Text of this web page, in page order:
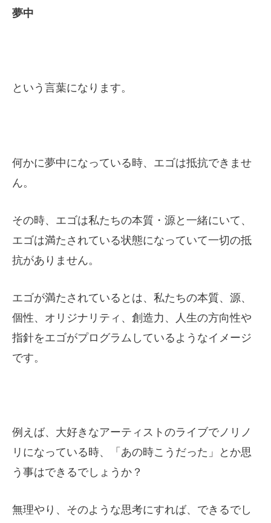
夢中
という言葉になります。
何かに夢中になっている時、エゴは抵抗できませ
ん。
その時、エゴは私たちの本質・源と一緒にいて、
エゴは満たされている状態になっていて一切の抵
抗がありません。
エゴが満たされているとは、私たちの本質、源、
個性、オリジナリティ、創造力、人生の方向性や
指針をエゴがプログラムしているようなイメージ
です。
例えば、大好きなアーティストのライブでノリノ
リになっている時、「あの時こうだった」とか思
う事はできるでしょうか？
無理やり、そのような思考にすれば、できるでし